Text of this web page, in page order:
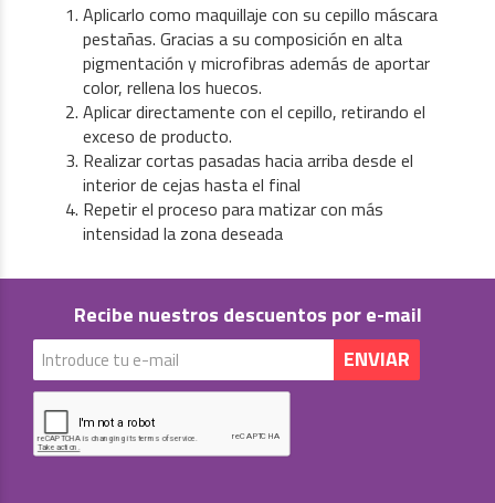
Aplicarlo como maquillaje con su cepillo máscara
pestañas. Gracias a su composición en alta
pigmentación y microfibras además de aportar
color, rellena los huecos.
Aplicar directamente con el cepillo, retirando el
exceso de producto.
Realizar cortas pasadas hacia arriba desde el
interior de cejas hasta el final
Repetir el proceso para matizar con más
intensidad la zona deseada
Recibe nuestros descuentos por e-mail